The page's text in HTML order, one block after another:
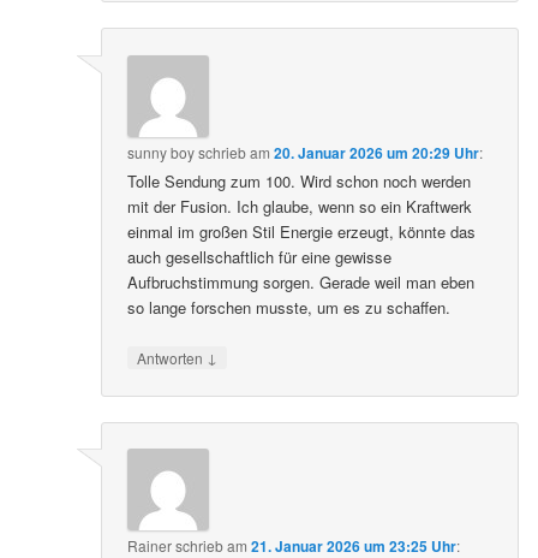
sunny boyschriebam20. Januar 2026 um 20:29 Uhr:
Tolle Sendung zum 100. Wird schon noch werden
mit der Fusion. Ich glaube, wenn so ein Kraftwerk
einmal im großen Stil Energie erzeugt, könnte das
auch gesellschaftlich für eine gewisse
Aufbruchstimmung sorgen. Gerade weil man eben
so lange forschen musste, um es zu schaffen.
Antworten ↓
Rainerschriebam21. Januar 2026 um 23:25 Uhr: